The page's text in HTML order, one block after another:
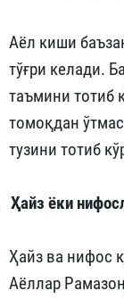
Аёл киши
тўғри келади.
таъмини тотиб
томоқдан
тузини тотиб
Ҳайз ёки
Ҳайз ва нифос
Аёллар